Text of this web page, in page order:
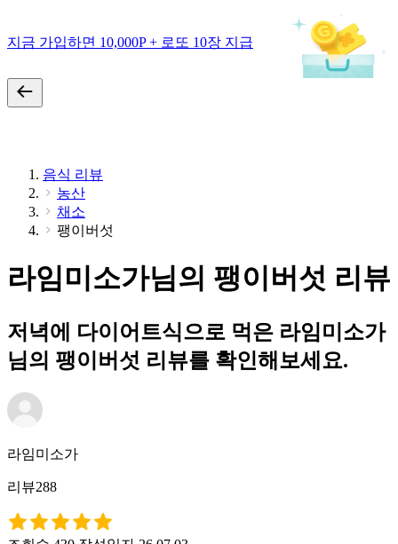
지금 가입하면 10,000P + 로또 10장 지급
음식 리뷰
농산
채소
팽이버섯
라임미소가님의 팽이버섯 리뷰
저녁에 다이어트식으로 먹은 라임미소가
님의 팽이버섯 리뷰를 확인해보세요.
라임미소가
리뷰288